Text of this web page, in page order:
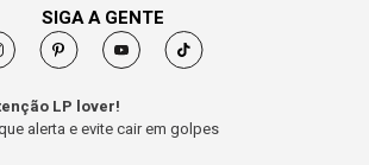
SIGA A GENTE
LP lover!
alerta e evite cair em golpes